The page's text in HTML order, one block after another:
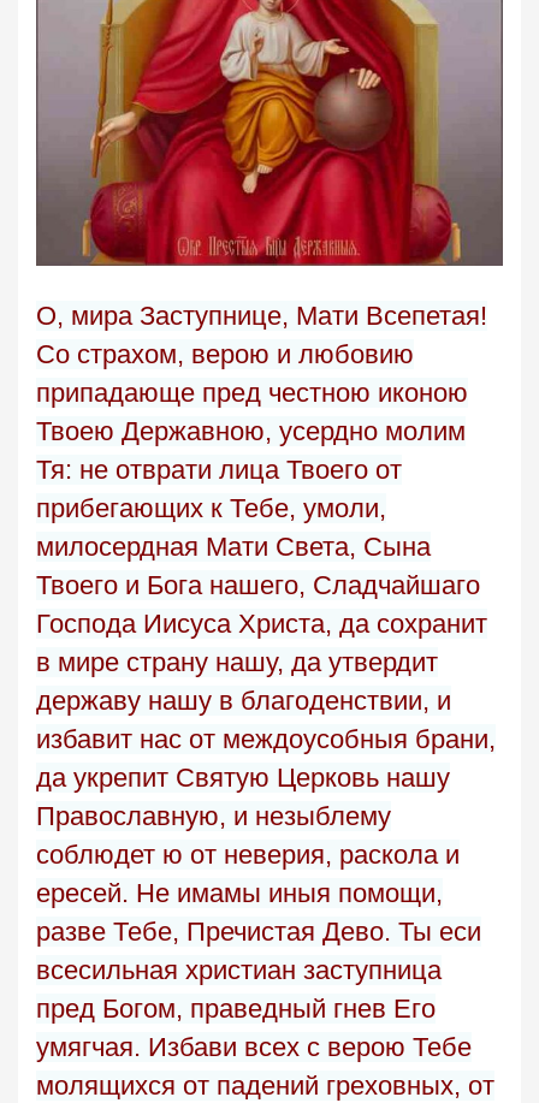
О, мира Заступнице, Мати Всепетая!
Со страхом, верою и любовию
припадающе пред честною иконою
Твоею Державною, усердно молим
Тя: не отврати лица Твоего от
прибегающих к Тебе, умоли,
милосердная Мати Света, Сына
Твоего и Бога нашего, Сладчайшаго
Господа Иисуса Христа, да сохранит
в мире страну нашу, да утвердит
державу нашу в благоденствии, и
избавит нас от междоусобныя брани,
да укрепит Святую Церковь нашу
Православную, и незыблему
соблюдет ю от неверия, раскола и
ересей. Не имамы иныя помощи,
разве Тебе, Пречистая Дево. Ты еси
всесильная христиан заступница
пред Богом, праведный гнев Его
умягчая. Избави всех с верою Тебе
молящихся от падений греховных, от